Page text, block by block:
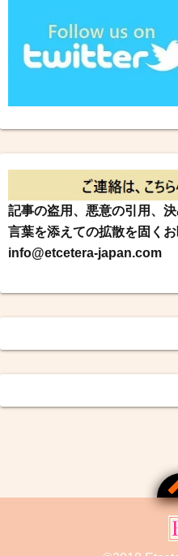
記事の盗用、悪意の引用、
言葉を添えての拡散を固くお
info@etcetera-japan.com